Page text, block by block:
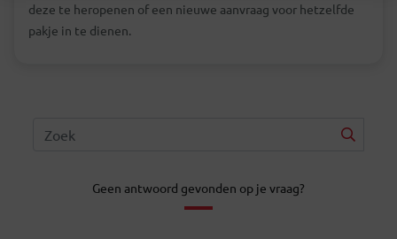
deze te heropenen of een nieuwe aanvraag voor hetzelfde
pakje in te dienen.
Geen antwoord gevonden op je vraag?